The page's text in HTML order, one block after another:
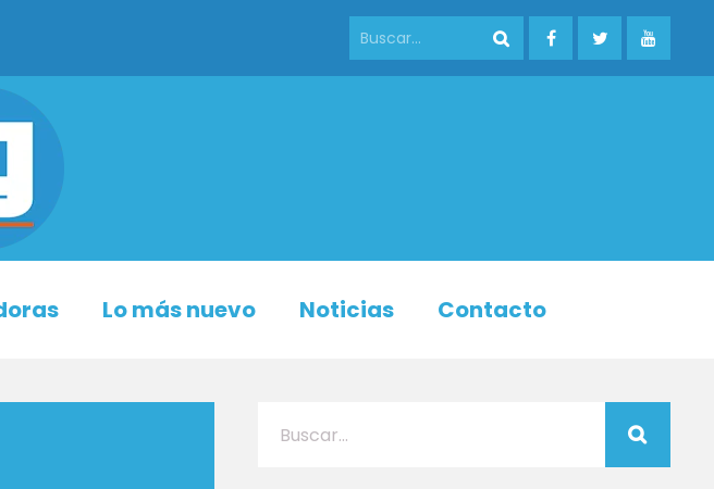
Lo más nuevo Noticias Contacto